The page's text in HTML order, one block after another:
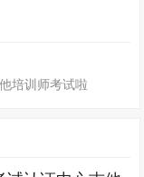
培训师考试啦